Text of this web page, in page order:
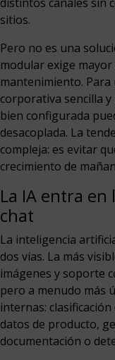
sitios.
Pero no es una
modular exige
mantenimiento.
corporativa sencilla
bien configurada
desacoplada. La
compleja: es evitar
crecimiento de
La IA entra en
chat
La inteligencia
dos vías. La más
imágenes y soporte
pero a menudo más
internas:
datos de producto,
documentación o